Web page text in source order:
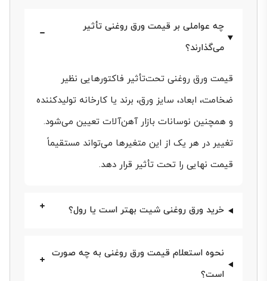
شده که اطلاع از قیمت ورق روغنی برای خریداران،
تولیدکنندگان و انبارداران از اهمیت بالایی برخوردار باشد.
در ادامه به زیر و بم بازار این محصول پرکاربرد می‌پردازیم و
به مواردی مثل قیمت ورق روغنی ۱.۲۵ میل، قیمت ورق
روغنی ۱.۵ میل، قیمت ورق روغنی ۳ میل و سایر انواع
موجود در بازار اشاره خواهیم کرد. فقط طبق معمول باید
توجه داشت که به دلیل نوسانات مداوم نرخ ارز و قیمت
حال تغییر است. بنابراین به خریداران توصیه می‌کنیم
بپردازند و در صورت نیاز برای دریافت مشاوره رایگان یا
چه عواملی بر قیمت ورق روغنی تأثیر
می‌گذارند؟
قیمت ورق روغنی تحت‌تأثیر فاکتورهایی نظیر
ضخامت، ابعاد، سایز ورق، برند یا کارخانه تولیدکننده
و همچنین نوسانات بازار آهن‌آلات تعیین می‌شود.
تغییر در هر یک از این متغیرها می‌تواند مستقیماً
قیمت نهایی را تحت تأثیر قرار دهد.
خرید ورق روغنی شیت بهتر است یا رول؟
نحوه استعلام قیمت ورق روغنی به چه صورت
است؟